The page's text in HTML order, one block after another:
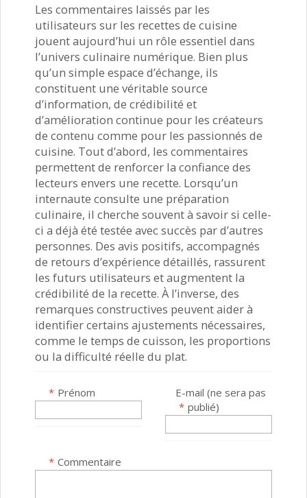
Les commentaires laissés par les
utilisateurs sur les recettes de cuisine
jouent aujourd’hui un rôle essentiel dans
l’univers culinaire numérique. Bien plus
qu’un simple espace d’échange, ils
constituent une véritable source
d’information, de crédibilité et
d’amélioration continue pour les créateurs
de contenu comme pour les passionnés de
cuisine. Tout d’abord, les commentaires
permettent de renforcer la confiance des
lecteurs envers une recette. Lorsqu’un
internaute consulte une préparation
culinaire, il cherche souvent à savoir si celle-
ci a déjà été testée avec succès par d’autres
personnes. Des avis positifs, accompagnés
de retours d’expérience détaillés, rassurent
les futurs utilisateurs et augmentent la
crédibilité de la recette. À l’inverse, des
remarques constructives peuvent aider à
identifier certains ajustements nécessaires,
comme le temps de cuisson, les proportions
ou la difficulté réelle du plat.
Commentaire
*
Prénom
*
E-mail (ne sera pas
publié)
*